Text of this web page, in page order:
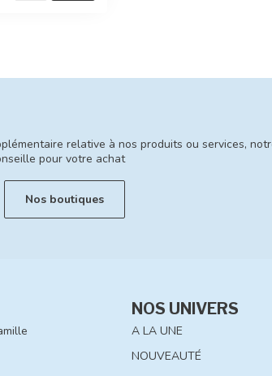
relative à nos produits ou services,
pour votre achat
Nos boutiques
NOS UNIVERS
A LA UNE
NOUVEAUTÉ